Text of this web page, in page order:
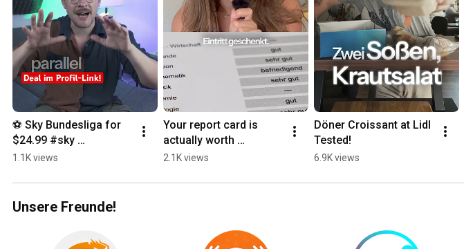
⚽️ Sky Bundesliga for
$24.99 #sky
#bundesliga
1.1K views
Your report card is
actually worth
something! 💸
2.1K views
Döner Croissant at Lidl
Tested!
6.9K views
Unsere Freunde!